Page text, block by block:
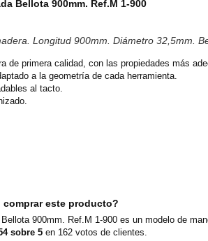
Bellota 900mm. Ref.M 1-900
Longitud 900mm. Diámetro 32,5mm.
de primera calidad, con las propiedades más
a la geometría de cada herramienta.
al tacto.
comprar este producto?
900mm. Ref.M 1-900 es un modelo de
sobre 5 en 162 votos de clientes.